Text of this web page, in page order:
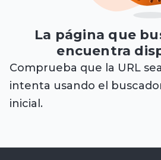
La página que
encuentra
Comprueba que la URL
intenta usando el
inicial.